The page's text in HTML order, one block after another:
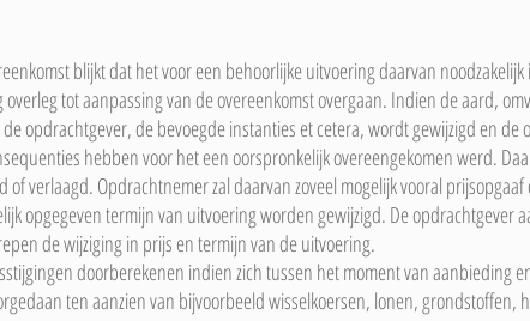
blijkt dat het voor een behoorlijke uitvoering daarvan noodzakelijk
tot aanpassing van de overeenkomst overgaan. Indien de aard,
opdrachtgever, de bevoegde instanties et cetera, wordt gewijzigd en
hebben voor het een oorspronkelijk overeengekomen werd.
verlaagd. Opdrachtnemer zal daarvan zoveel mogelijk vooral
opgegeven termijn van uitvoering worden gewijzigd. De opdrachtgever
de wijziging in prijs en termijn van de uitvoering.
doorberekenen indien zich tussen het moment van aanbieding
ten aanzien van bijvoorbeeld wisselkoersen, lonen, grondstoffen,